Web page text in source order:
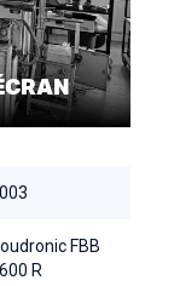
FBB
R